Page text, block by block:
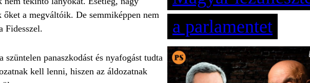
a megváltóik. De semmiképpen nem
Fidesszel.
panaszkodást és nyafogást tudta
kell lenni, hiszen az áldozatnak
a parlamentet